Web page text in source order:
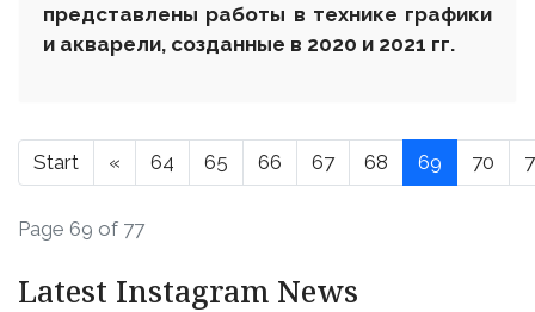
представлены работы в технике графики
и акварели, созданные в 2020 и 2021 гг.
Start « 64 65 66 67 68 69 70
Page 69 of 77
Latest Instagram News